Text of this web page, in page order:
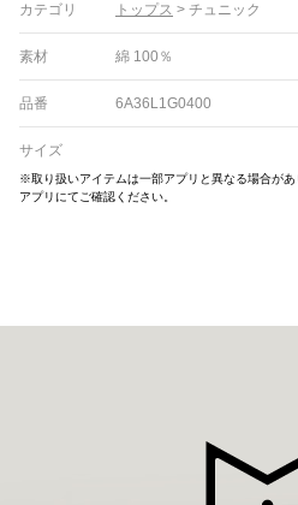
カテゴリ トップス > チュニック
素材 綿 100％
品番 6A36L1G0400
サイズ
※取り扱いアイテムは一部アプリと異なる場合が
アプリにてご確認ください。